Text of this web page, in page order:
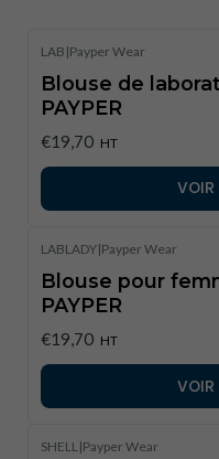
LAB |Payper Wear
Blouse de
PAYPER
€19,70 HT
VOIR
LABLADY|Payper Wear
Blouse pour
PAYPER
€19,70 HT
VOIR
SHELL|Payper Wear